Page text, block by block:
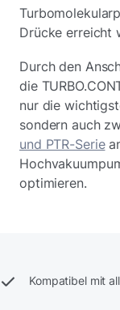
Drücke erreicht
Durch den
die
nur die
sondern auch
und PTR-Serie
optimieren.
Kompatibel mit